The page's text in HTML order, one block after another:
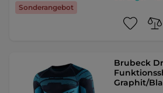
Sonderangebot
Brubeck
Graphit/